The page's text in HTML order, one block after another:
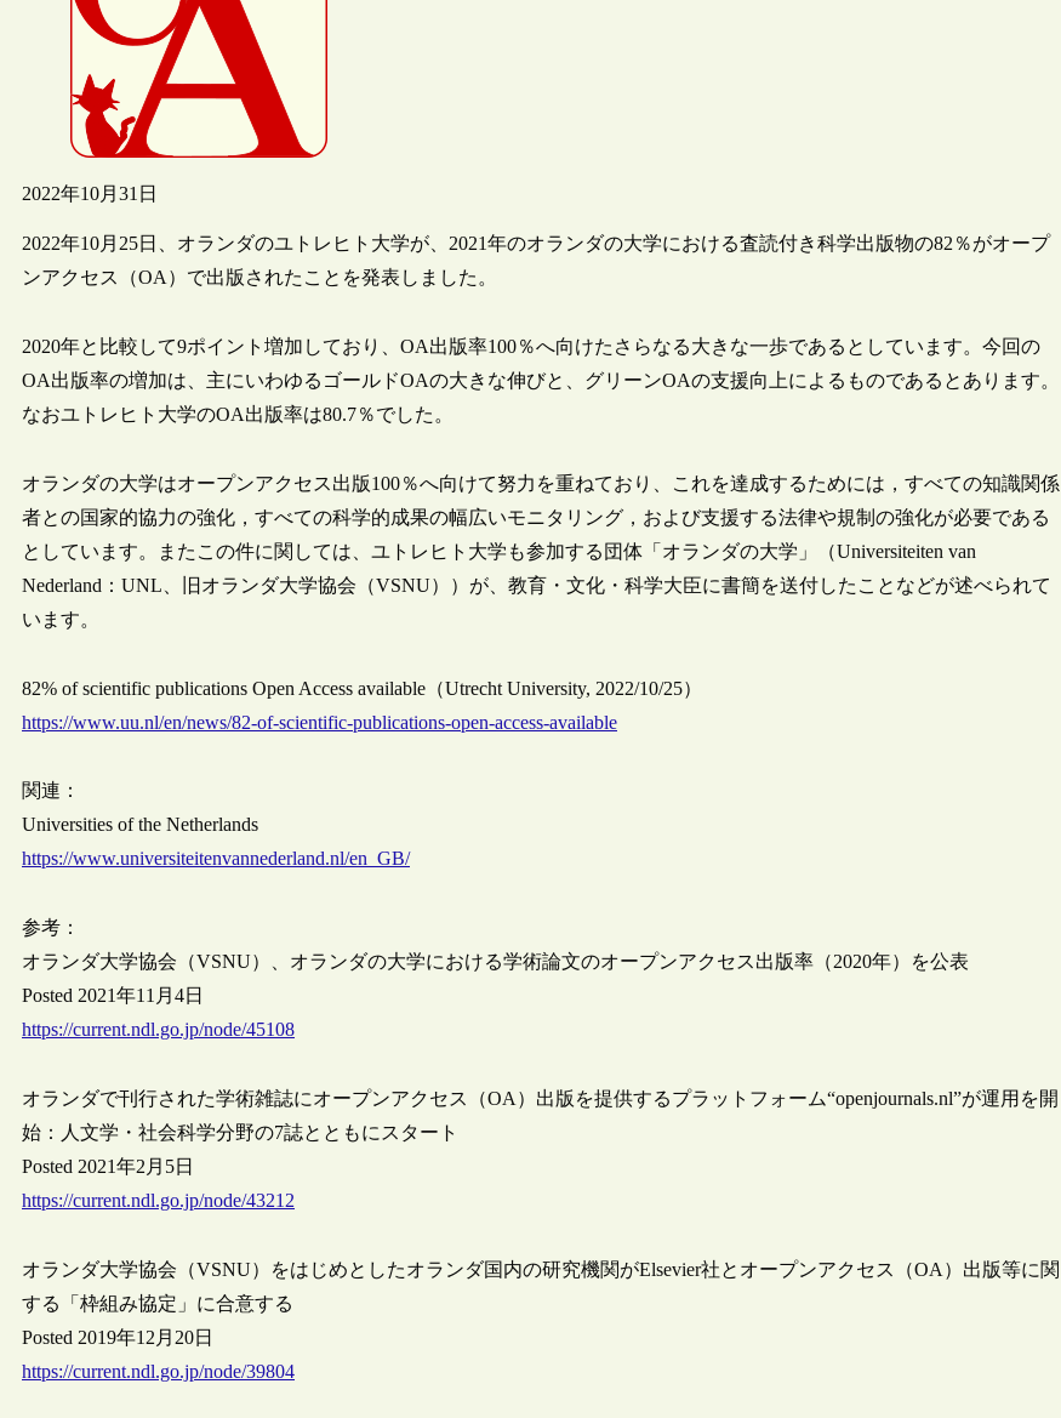
2022年10月31日
2022年10月25日、オランダのユトレヒト大学が、2021年のオランダの大学における査読付き科学出版物の82％がオープ
ンアクセス（OA）で出版されたことを発表しました。
2020年と比較して9ポイント増加しており、OA出版率100％へ向けたさらなる大きな一歩であるとしています。今回の
OA出版率の増加は、主にいわゆるゴールドOAの大きな伸びと、グリーンOAの支援向上によるものであるとあります。
なおユトレヒト大学のOA出版率は80.7％でした。
オランダの大学はオープンアクセス出版100％へ向けて努力を重ねており、これを達成するためには，すべての知識関係
者との国家的協力の強化，すべての科学的成果の幅広いモニタリング，および支援する法律や規制の強化が必要である
としています。またこの件に関しては、ユトレヒト大学も参加する団体「オランダの大学」（Universiteiten van
Nederland：UNL、旧オランダ大学協会（VSNU））が、教育・文化・科学大臣に書簡を送付したことなどが述べられて
います。
82% of scientific publications Open Access available（Utrecht University, 2022/10/25）
https://www.uu.nl/en/news/82-of-scientific-publications-open-access-available
関連：
Universities of the Netherlands
https://www.universiteitenvannederland.nl/en_GB/
参考：
オランダ大学協会（VSNU）、オランダの大学における学術論文のオープンアクセス出版率（2020年）を公表
Posted 2021年11月4日
https://current.ndl.go.jp/node/45108
オランダで刊行された学術雑誌にオープンアクセス（OA）出版を提供するプラットフォーム“openjournals.nl”が運用を開
始：人文学・社会科学分野の7誌とともにスタート
Posted 2021年2月5日
https://current.ndl.go.jp/node/43212
オランダ大学協会（VSNU）をはじめとしたオランダ国内の研究機関がElsevier社とオープンアクセス（OA）出版等に関
する「枠組み協定」に合意する
Posted 2019年12月20日
https://current.ndl.go.jp/node/39804